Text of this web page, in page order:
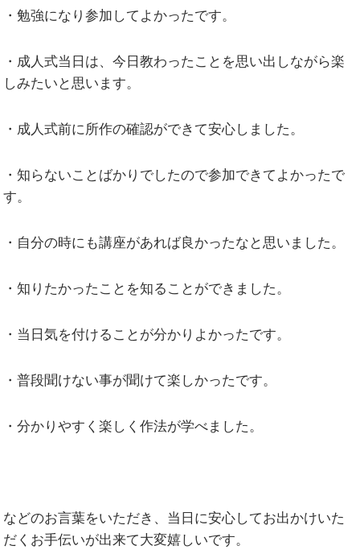
・勉強になり参加してよかったです。
・成人式当日は、今日教わったことを思い出しながら楽
しみたいと思います。
・成人式前に所作の確認ができて安心しました。
・知らないことばかりでしたので参加できてよかったで
す。
・自分の時にも講座があれば良かったなと思いました。
・知りたかったことを知ることができました。
・当日気を付けることが分かりよかったです。
・普段聞けない事が聞けて楽しかったです。
・分かりやすく楽しく作法が学べました。
などのお言葉をいただき、当日に安心してお出かけいた
だくお手伝いが出来て大変嬉しいです。